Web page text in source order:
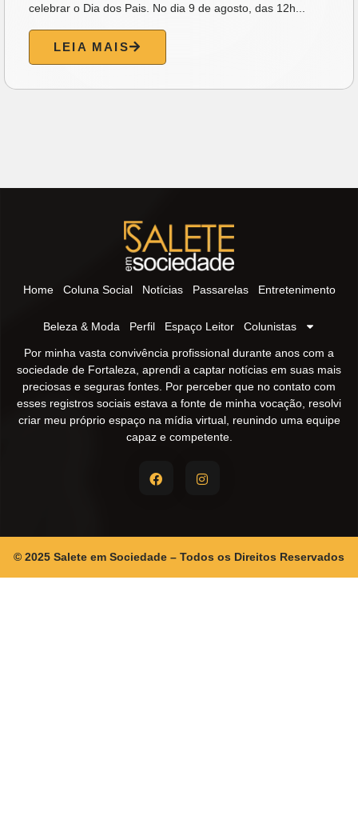
celebrar o Dia dos Pais. No dia 9 de agosto, das 12h...
LEIA MAIS
Home Coluna Social Notícias Passarelas Entretenimento
Beleza & Moda Perfil Espaço Leitor Colunistas
Por minha vasta convivência profissional durante anos com a
sociedade de Fortaleza, aprendi a captar notícias em suas mais
preciosas e seguras fontes. Por perceber que no contato com
esses registros sociais estava a fonte de minha vocação, resolvi
criar meu próprio espaço na mídia virtual, reunindo uma equipe
capaz e competente.
© 2025 Salete em Sociedade – Todos os Direitos Reservados